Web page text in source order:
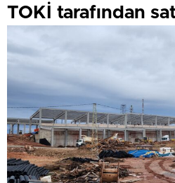
TOKİ tarafından